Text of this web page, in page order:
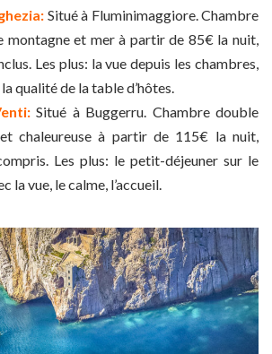
Situé à Fluminimaggiore. Chambre
montagne et mer à partir de 85€ la nuit,
Les plus: la vue depuis les chambres,
qualité de la table d’hôtes.
Situé à Buggerru. Chambre double
chaleureuse à partir de 115€ la nuit,
Les plus: le petit-déjeuner sur le
la vue, le calme, l’accueil.